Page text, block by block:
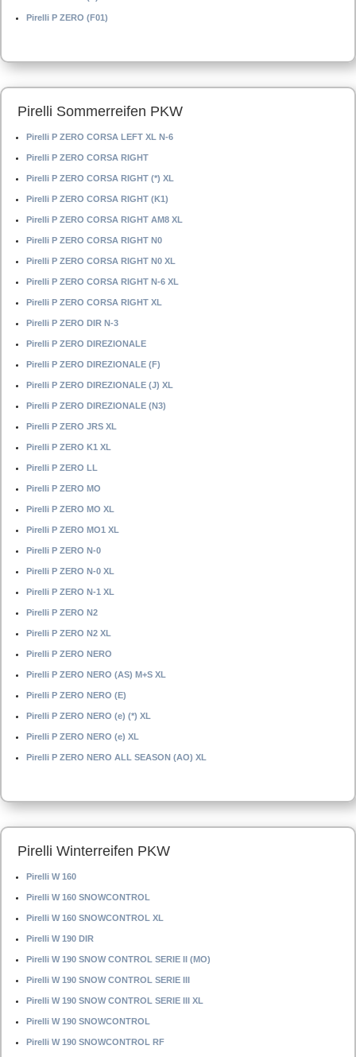
Pirelli P ZERO (F01)
Pirelli Sommerreifen PKW
Pirelli P ZERO CORSA LEFT XL N-6
Pirelli P ZERO CORSA RIGHT
Pirelli P ZERO CORSA RIGHT (*) XL
Pirelli P ZERO CORSA RIGHT (K1)
Pirelli P ZERO CORSA RIGHT AM8 XL
Pirelli P ZERO CORSA RIGHT N0
Pirelli P ZERO CORSA RIGHT N0 XL
Pirelli P ZERO CORSA RIGHT N-6 XL
Pirelli P ZERO CORSA RIGHT XL
Pirelli P ZERO DIR N-3
Pirelli P ZERO DIREZIONALE
Pirelli P ZERO DIREZIONALE (F)
Pirelli P ZERO DIREZIONALE (J) XL
Pirelli P ZERO DIREZIONALE (N3)
Pirelli P ZERO JRS XL
Pirelli P ZERO K1 XL
Pirelli P ZERO LL
Pirelli P ZERO MO
Pirelli P ZERO MO XL
Pirelli P ZERO MO1 XL
Pirelli P ZERO N-0
Pirelli P ZERO N-0 XL
Pirelli P ZERO N-1 XL
Pirelli P ZERO N2
Pirelli P ZERO N2 XL
Pirelli P ZERO NERO
Pirelli P ZERO NERO (AS) M+S XL
Pirelli P ZERO NERO (E)
Pirelli P ZERO NERO (e) (*) XL
Pirelli P ZERO NERO (e) XL
Pirelli P ZERO NERO ALL SEASON (AO) XL
Pirelli Winterreifen PKW
Pirelli W 160
Pirelli W 160 SNOWCONTROL
Pirelli W 160 SNOWCONTROL XL
Pirelli W 190 DIR
Pirelli W 190 SNOW CONTROL SERIE II (MO)
Pirelli W 190 SNOW CONTROL SERIE III
Pirelli W 190 SNOW CONTROL SERIE III XL
Pirelli W 190 SNOWCONTROL
Pirelli W 190 SNOWCONTROL RF